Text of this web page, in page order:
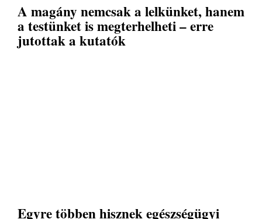
A magány nemcsak a lelkünket, hanem
a testünket is megterhelheti – erre
jutottak a kutatók
Egyre többen hisznek egészségügyi